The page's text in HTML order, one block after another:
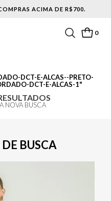
ACIMA DE R$700.
0
DCT-E-ALCAS--PRETO-
DCT-E-ALCAS-1
NOVA BUSCA
BUSCA